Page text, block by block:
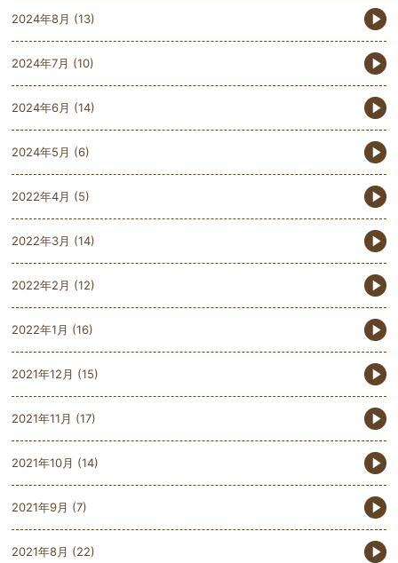
2024年8月 (13)
2024年7月 (10)
2024年6月 (14)
2024年5月 (6)
2022年4月 (5)
2022年3月 (14)
2022年2月 (12)
2022年1月 (16)
2021年12月 (15)
2021年11月 (17)
2021年10月 (14)
2021年9月 (7)
2021年8月 (22)